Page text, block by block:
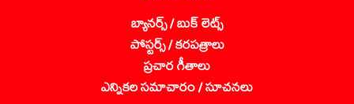
బ్యానర్స్ / బుక్ లెట్స్
పోస్టర్స్ / కరపత్రాలు
ప్రచార గీతాలు
ఎన్నికల సమాచారం / సూచనలు